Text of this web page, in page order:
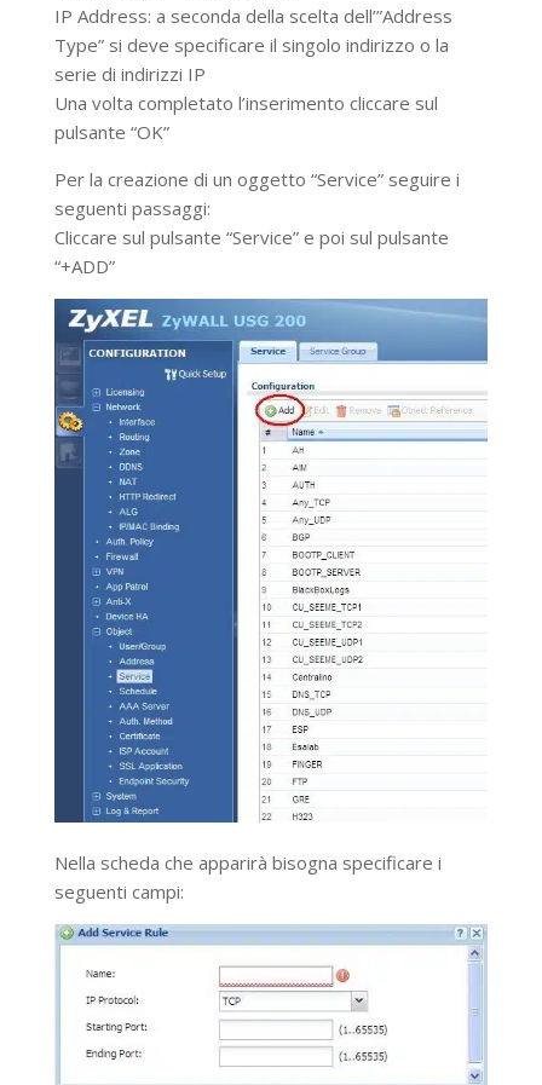
IP Address: a seconda della scelta dell’”Address
Type” si deve specificare il singolo indirizzo o la
serie di indirizzi IP
Una volta completato l’inserimento cliccare sul
pulsante “OK”
Per la creazione di un oggetto “Service” seguire i
seguenti passaggi:
Cliccare sul pulsante “Service” e poi sul pulsante
“+ADD”
Nella scheda che apparirà bisogna specificare i
seguenti campi: